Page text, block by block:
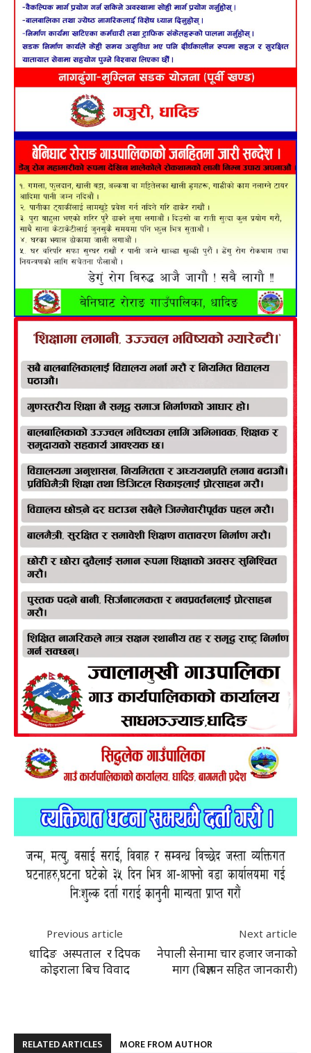
Previous article
धादिङ अस्पताल र दिपक
कोइराला बिच विवाद
Next article
नेपाली सेनामा चार हजार जनाको
माग (बिज्ञापन सहित जानकारी)
RELATED ARTICLES MORE FROM AUTHOR